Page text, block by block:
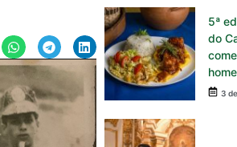
5ª
do
3